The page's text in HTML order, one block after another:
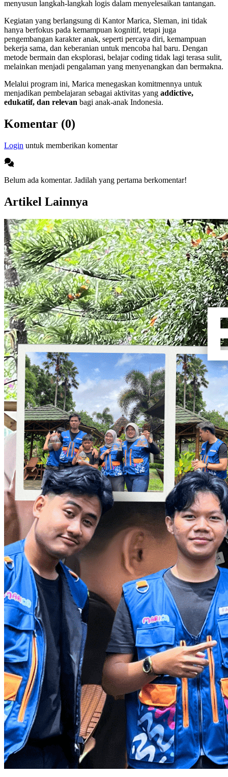
menyusun langkah-langkah logis dalam menyelesaikan tantangan.
Kegiatan yang berlangsung di Kantor Marica, Sleman, ini tidak
hanya berfokus pada kemampuan kognitif, tetapi juga
pengembangan karakter anak, seperti percaya diri, kemampuan
bekerja sama, dan keberanian untuk mencoba hal baru. Dengan
metode bermain dan eksplorasi, belajar coding tidak lagi terasa sulit,
melainkan menjadi pengalaman yang menyenangkan dan bermakna.
Melalui program ini, Marica menegaskan komitmennya untuk
menjadikan pembelajaran sebagai aktivitas yang addictive,
edukatif, dan relevan bagi anak-anak Indonesia.
Komentar (0)
Login untuk memberikan komentar
Belum ada komentar. Jadilah yang pertama berkomentar!
Artikel Lainnya